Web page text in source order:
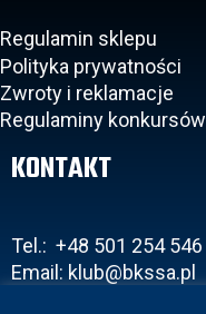
Regulamin sklepu
Polityka prywatności
Zwroty i reklamacje
Regulaminy konkursów
KONTAKT
Tel.: +48 501 254 546
Email: klub@bkssa.pl